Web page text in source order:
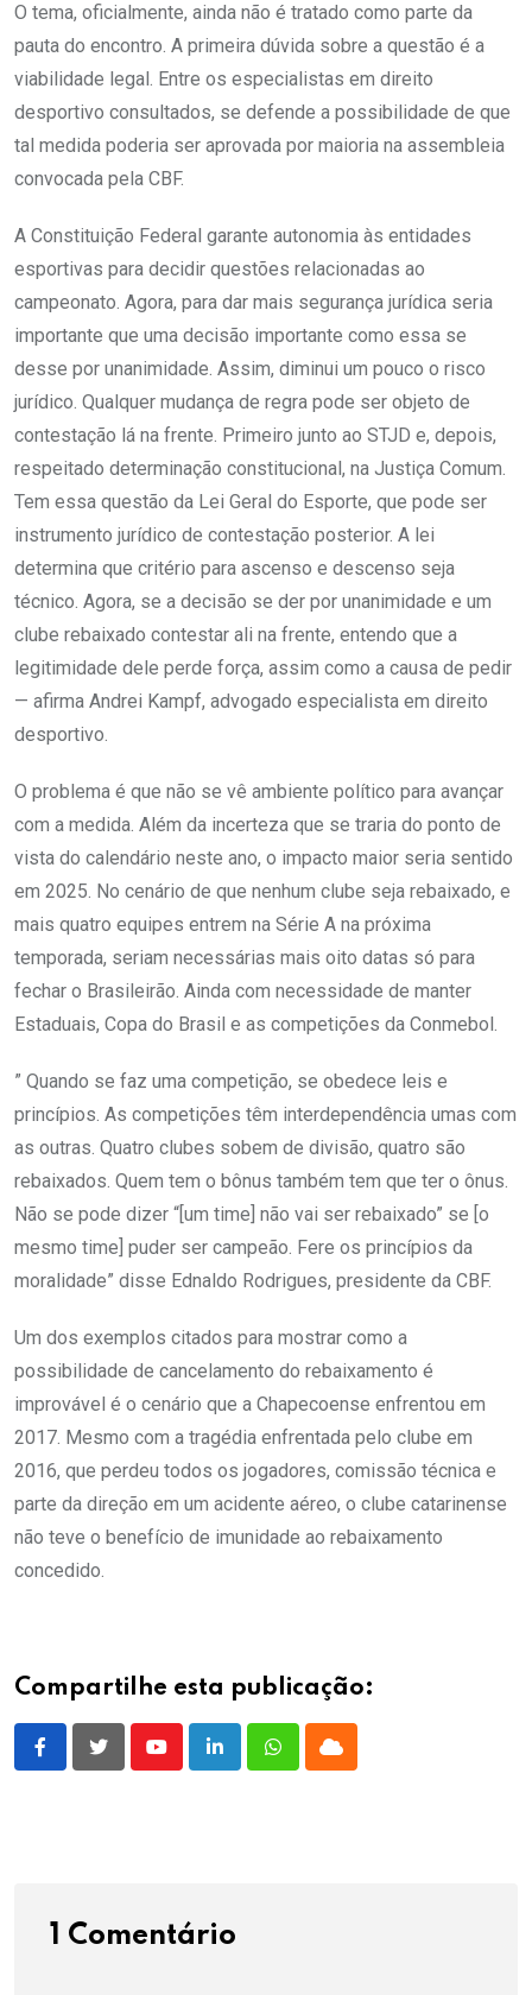
O tema, oficialmente, ainda não é tratado como parte da
pauta do encontro. A primeira dúvida sobre a questão é a
viabilidade legal. Entre os especialistas em direito
desportivo consultados, se defende a possibilidade de que
tal medida poderia ser aprovada por maioria na assembleia
convocada pela CBF.
A Constituição Federal garante autonomia às entidades
esportivas para decidir questões relacionadas ao
campeonato. Agora, para dar mais segurança jurídica seria
importante que uma decisão importante como essa se
desse por unanimidade. Assim, diminui um pouco o risco
jurídico. Qualquer mudança de regra pode ser objeto de
contestação lá na frente. Primeiro junto ao STJD e, depois,
respeitado determinação constitucional, na Justiça Comum.
Tem essa questão da Lei Geral do Esporte, que pode ser
instrumento jurídico de contestação posterior. A lei
determina que critério para ascenso e descenso seja
técnico. Agora, se a decisão se der por unanimidade e um
clube rebaixado contestar ali na frente, entendo que a
legitimidade dele perde força, assim como a causa de pedir
— afirma Andrei Kampf, advogado especialista em direito
desportivo.
O problema é que não se vê ambiente político para avançar
com a medida. Além da incerteza que se traria do ponto de
vista do calendário neste ano, o impacto maior seria sentido
em 2025. No cenário de que nenhum clube seja rebaixado, e
mais quatro equipes entrem na Série A na próxima
temporada, seriam necessárias mais oito datas só para
fechar o Brasileirão. Ainda com necessidade de manter
Estaduais, Copa do Brasil e as competições da Conmebol.
” Quando se faz uma competição, se obedece leis e
princípios. As competições têm interdependência umas com
as outras. Quatro clubes sobem de divisão, quatro são
rebaixados. Quem tem o bônus também tem que ter o ônus.
Não se pode dizer “[um time] não vai ser rebaixado” se [o
mesmo time] puder ser campeão. Fere os princípios da
moralidade” disse Ednaldo Rodrigues, presidente da CBF.
Um dos exemplos citados para mostrar como a
possibilidade de cancelamento do rebaixamento é
improvável é o cenário que a Chapecoense enfrentou em
2017. Mesmo com a tragédia enfrentada pelo clube em
2016, que perdeu todos os jogadores, comissão técnica e
parte da direção em um acidente aéreo, o clube catarinense
não teve o benefício de imunidade ao rebaixamento
concedido.
Compartilhe esta publicação:
YoutubeLinkedInWhatsappCloud
1 Comentário